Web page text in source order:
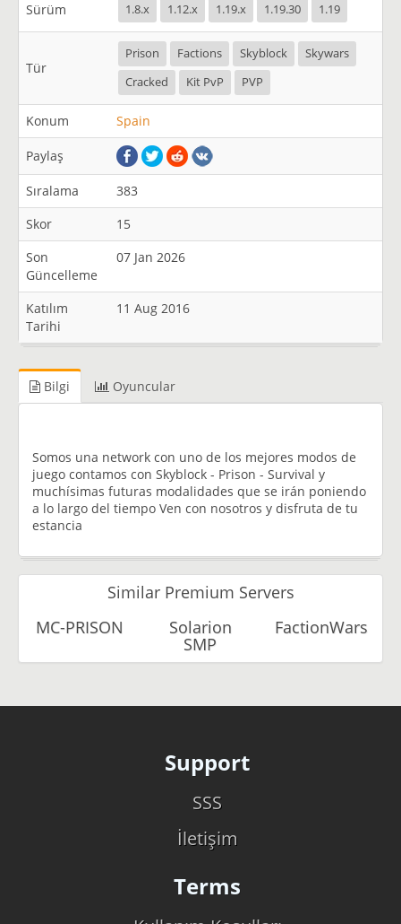
Sürüm 1.8.x 1.12.x 1.19.x 1.19.30 1.19
Tür
Prison Factions Skyblock
Skywars
Cracked
Kit PvP PVP
Konum Spain
Paylaş
Sıralama
383
Skor
15
Son
Güncelleme
07 Jan 2026
Katılım
Tarihi
11 Aug 2016
Bilgi Oyuncular
Somos una network con uno de los mejores modos de
juego contamos con Skyblock - Prison - Survival y
muchísimas futuras modalidades que se irán poniendo
a lo largo del tiempo Ven con nosotros y disfruta de tu
estancia
Similar Premium Servers
MC-PRISON
Solarion
SMP
FactionWars
Support
SSS
İletişim
Terms